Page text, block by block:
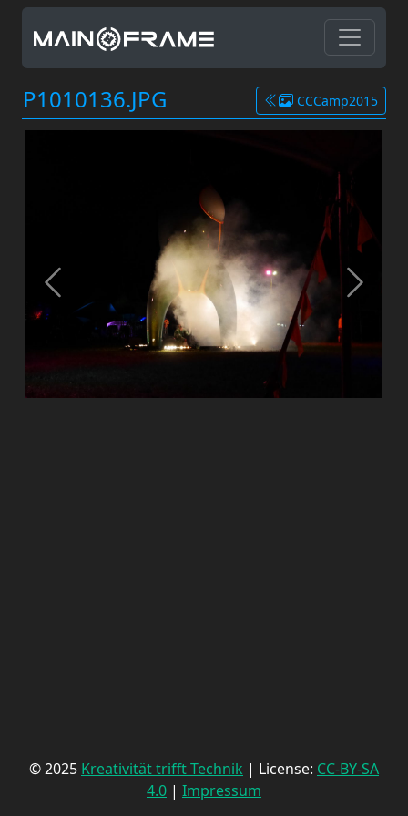
P1010136.JPG CCCamp2015
© 2025 Kreativität trifft Technik | License: CC-BY-SA
4.0 | Impressum